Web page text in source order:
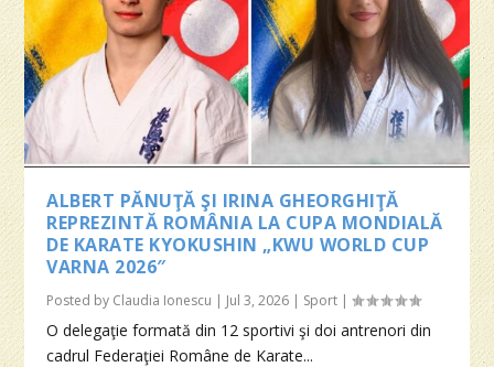
ALBERT PĂNUŢĂ ŞI IRINA GHEORGHIŢĂ
REPREZINTĂ ROMÂNIA LA CUPA MONDIALĂ
DE KARATE KYOKUSHIN „KWU WORLD CUP
VARNA 2026″
Posted by Claudia Ionescu | Jul 3, 2026 | Sport |
O delegaţie formată din 12 sportivi şi doi antrenori din
cadrul Federaţiei Române de Karate...